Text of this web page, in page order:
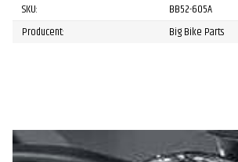
SKU:
BB52-605A
Producent:
Big Bike Parts